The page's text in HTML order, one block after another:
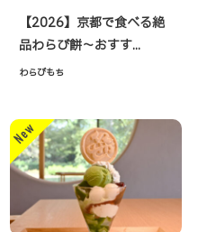
【2026】京都で食べる絶
品わらび餅〜おすす...
わらびもち